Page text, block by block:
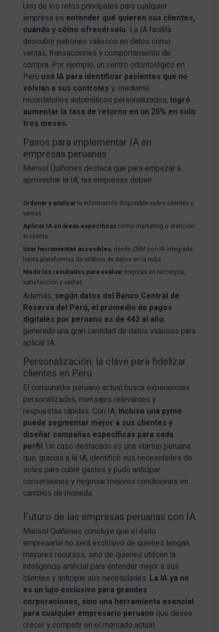
Uno de los retos principales para cualquier
empresa es entender qué quieren sus clientes,
cuándo y cómo ofrecérselo. La IA facilita
descubrir patrones valiosos en datos como
ventas, transacciones y comportamiento de
compra. Por ejemplo, un centro odontológico en
Perú usó IA para identificar pacientes que no
volvían a sus controles y, mediante
recordatorios automáticos personalizados, logró
aumentar la tasa de retorno en un 25% en solo
tres meses.
Pasos para implementar IA en
empresas peruanas
Marisol Quiñones destaca que para empezar a
aprovechar la IA, las empresas deben:
Ordenar y analizar la información disponible sobre clientes y
ventas.
Aplicar IA en áreas específicas como marketing o atención
al cliente.
Usar herramientas accesibles, desde CRM con IA integrada
hasta plataformas de análisis de datos en la nube.
Medir los resultados para evaluar mejoras en recompra,
satisfacción y ventas.
Además, según datos del Banco Central de
Reserva del Perú, el promedio de pagos
digitales por peruano es de 442 al año,
generado una gran cantidad de datos valiosos para
aplicar IA.
Personalización: la clave para fidelizar
clientes en Perú
El consumidor peruano actual busca experiencias
personalizadas, mensajes relevantes y
respuestas rápidas. Con IA, incluso una pyme
puede segmentar mejor a sus clientes y
diseñar campañas específicas para cada
perfil. Un caso destacado es una startup peruana
que, gracias a la IA, identificó sus necesidades de
soles para cubrir gastos y pudo anticipar
conversiones y negociar mejores condiciones en
cambios de moneda.
Futuro de las empresas peruanas con IA
Marisol Quiñones concluye que el éxito
empresarial no será exclusivo de quienes tengan
mayores recursos, sino de quienes utilicen la
inteligencia artificial para entender mejor a sus
clientes y anticipar sus necesidades. La IA ya no
es un lujo exclusivo para grandes
corporaciones, sino una herramienta esencial
para cualquier empresario peruano que desee
crecer y competir en el mercado actual.